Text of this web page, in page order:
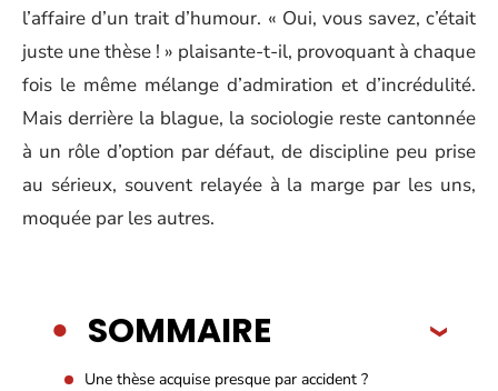
l’affaire d’un trait d’humour. « Oui, vous savez, c’était
juste une thèse ! » plaisante-t-il, provoquant à chaque
fois le même mélange d’admiration et d’incrédulité.
Mais derrière la blague, la sociologie reste cantonnée
à un rôle d’option par défaut, de discipline peu prise
au sérieux, souvent relayée à la marge par les uns,
moquée par les autres.
SOMMAIRE
Une thèse acquise presque par accident ?